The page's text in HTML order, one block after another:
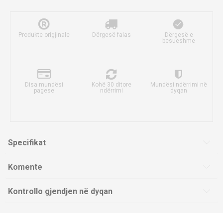
Produkte origjinale Dërgesë falas
Dërgesë e
besueshme
Disa mundësi
pagese
Kohë 30 ditore
ndërrimi
Mundësi ndërrimi në
dyqan
Specifikat
Komente
Kontrollo gjendjen në dyqan